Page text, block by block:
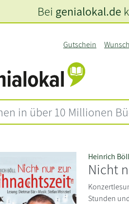
Gutschein
Bei genialokal.de
Heinrich Böll
Nicht
Stunden